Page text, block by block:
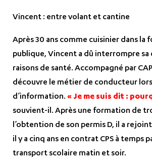
Vincent : entre volant et cantine
Après 30 ans comme cuisinier dans la
publique, Vincent a dû interrompre sa
raisons de santé. Accompagné par
découvre le métier de conducteur
d’information. « Je me suis dit :
souvient-il. Après une formation de
l’obtention de son permis D, il a
il y a cinq ans en contrat CPS à temps
transport scolaire matin et soir.